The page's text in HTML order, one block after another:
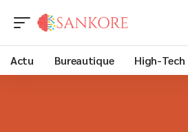
Actu Bureautique High-Tech